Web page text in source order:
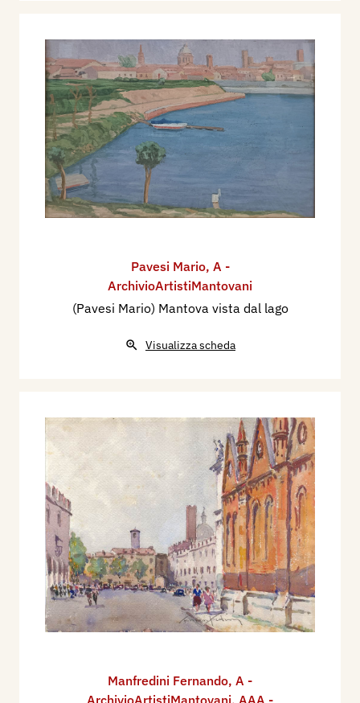
Pavesi Mario, A -
ArchivioArtistiMantovani
(Pavesi Mario) Mantova vista dal lago
Visualizza scheda
Manfredini Fernando, A -